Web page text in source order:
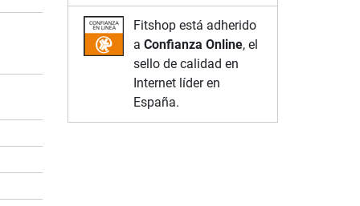
Fitshop está adherido
a Confianza Online, el
sello de calidad en
Internet líder en
España.